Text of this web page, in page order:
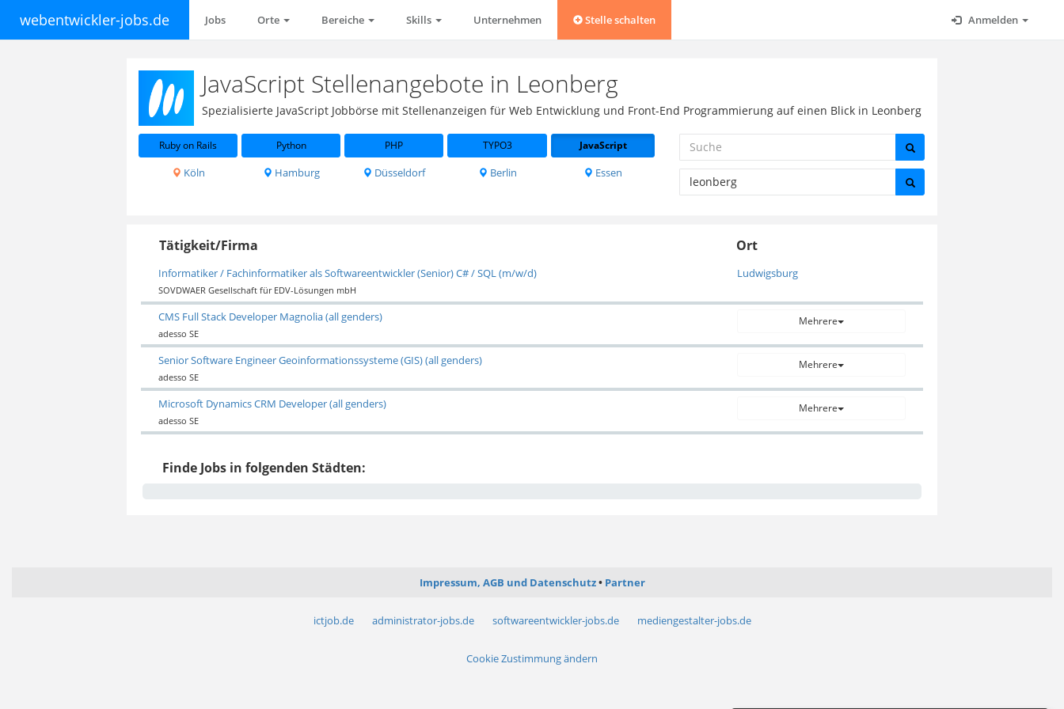
webentwickler-jobs.de Jobs Orte Bereiche Skills Unternehmen Stelle schalten Anmelden
JavaScript Stellenangebote in Leonberg
Spezialisierte JavaScript Jobbörse mit Stellenanzeigen für Web Entwicklung und Front-End Programmierung auf einen Blick in Leonberg
Ruby on Rails Python PHP TYPO3 JavaScript
Köln Hamburg Düsseldorf Berlin Essen
Tätigkeit/Firma Ort
Informatiker / Fachinformatiker als Softwareentwickler (Senior) C# / SQL (m/w/d)
SOVDWAER Gesellschaft für EDV-Lösungen mbH
Ludwigsburg
CMS Full Stack Developer Magnolia (all genders)
adesso SE
Mehrere
Senior Software Engineer Geoinformationssysteme (GIS) (all genders)
adesso SE
Mehrere
Microsoft Dynamics CRM Developer (all genders)
adesso SE
Mehrere
Finde Jobs in folgenden Städten:
Impressum, AGB und Datenschutz Partner
ictjob.de administrator-jobs.de softwareentwickler-jobs.de mediengestalter-jobs.de
Cookie Zustimmung ändern